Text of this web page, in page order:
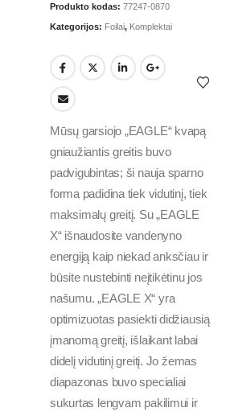
Produkto kodas: 77247-0870
Kategorijos: Foilai, Komplektai
Mūsų garsiojo „EAGLE“ kvapą
gniaužiantis greitis buvo
padvigubintas; ši nauja sparno
forma padidina tiek vidutinį, tiek
maksimalų greitį. Su „EAGLE
X“ išnaudosite vandenyno
energiją kaip niekad anksčiau ir
būsite nustebinti neįtikėtinu jos
našumu. „EAGLE X“ yra
optimizuotas pasiekti didžiausią
įmanomą greitį, išlaikant labai
didelį vidutinį greitį. Jo žemas
diapazonas buvo specialiai
sukurtas lengvam pakilimui ir